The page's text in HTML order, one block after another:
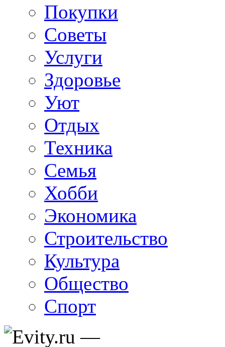
Покупки
Советы
Услуги
Здоровье
Уют
Отдых
Техника
Семья
Хобби
Экономика
Строительство
Культура
Общество
Спорт